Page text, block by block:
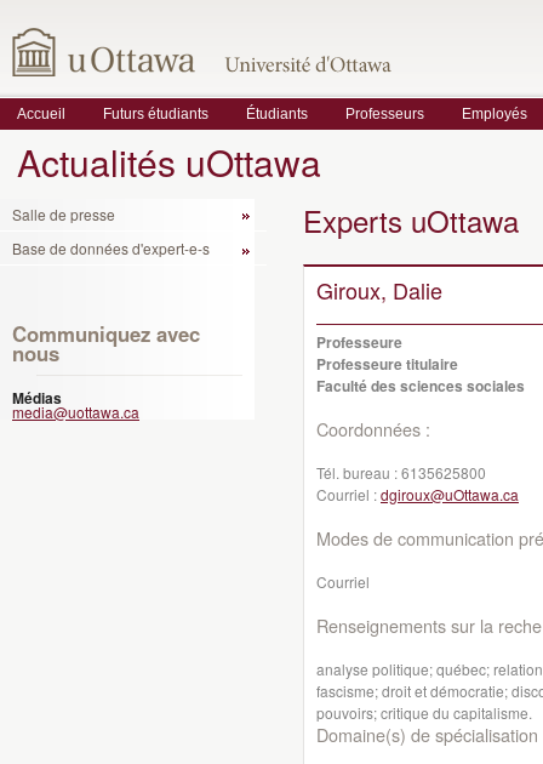
Accueil Futurs étudiants Étudiants Professeurs Employés
Actualités uOttawa
Salle de presse
Base de données d'expert-e-s
Communiquez avec
nous
Médias
media@uottawa.ca
Experts uOttawa
Giroux, Dalie
Professeure
Professeure titulaire
Faculté des sciences sociales
Coordonnées :
Tél. bureau :6135625800
Courriel :dgiroux@uOttawa.ca
Modes de communication
Courriel
Renseignements sur la
analyse politique; québec;
fascisme; droit et démocratie;
pouvoirs; critique du capitalisme.
Domaine(s) de spécialisation